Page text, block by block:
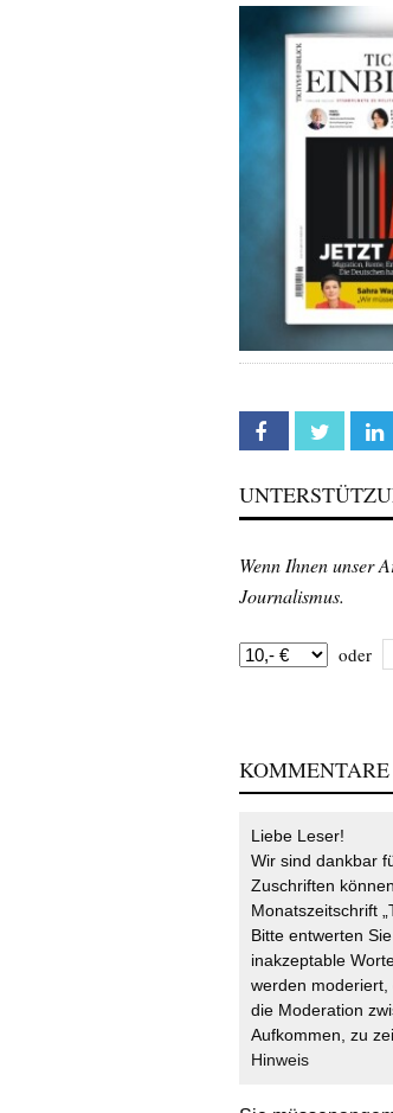
Facebook Twitter
Wenn Ihnen unser
Journalismus.
oder
KOMMENTARE
Liebe Leser!
Wir sind dankbar
Zuschriften
Monatszeitschrift
Bitte entwerten
inakzeptable
werden moderiert,
die Moderation
Aufkommen, zu
Hinweis